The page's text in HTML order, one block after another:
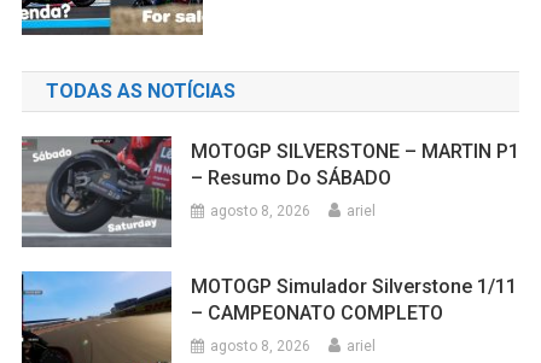
TODAS AS NOTÍCIAS
MOTOGP SILVERSTONE – MARTIN P1
– Resumo Do SÁBADO
agosto 8, 2026 ariel
MOTOGP Simulador Silverstone 1/11
– CAMPEONATO COMPLETO
agosto 8, 2026 ariel